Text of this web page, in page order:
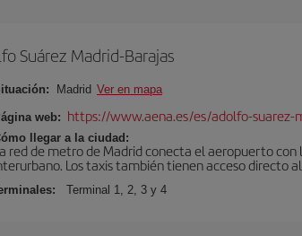
Suárez Madrid-Barajas
Madrid Ver en mapa
web: https://www.aena.es/es/adolfo-suarez-
llegar a la ciudad:
red de metro de Madrid conecta el aeropuerto con
Los taxis también tienen acceso directo
Terminal 1, 2, 3 y 4